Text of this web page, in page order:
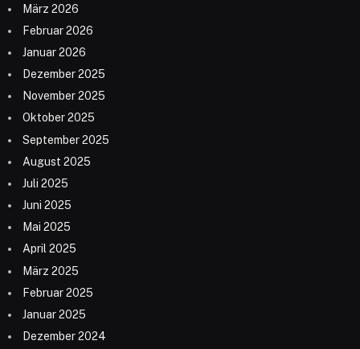
März 2026
Februar 2026
Januar 2026
Dezember 2025
November 2025
Oktober 2025
September 2025
August 2025
Juli 2025
Juni 2025
Mai 2025
April 2025
März 2025
Februar 2025
Januar 2025
Dezember 2024